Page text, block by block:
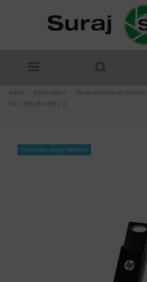
Inicio Informática Almacenamiento Externo
HP 128GB USB 2.0
Consultar disponibilidad